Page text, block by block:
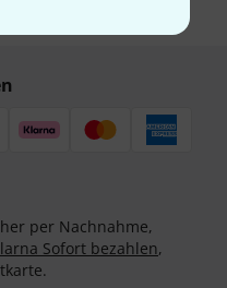
per Nachnahme,
Sofort bezahlen,